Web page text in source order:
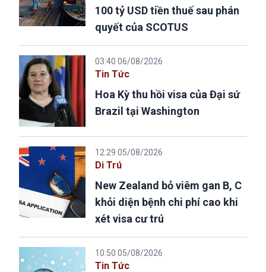
100 tỷ USD tiền thuế sau phán
quyết của SCOTUS
03:40 06/08/2026
Tin Tức
Hoa Kỳ thu hồi visa của Đại sứ
Brazil tại Washington
12:29 05/08/2026
Di Trú
New Zealand bỏ viêm gan B, C
khỏi diện bệnh chi phí cao khi
xét visa cư trú
10:50 05/08/2026
Tin Tức